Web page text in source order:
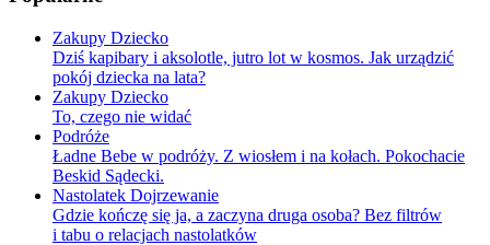
Zakupy Dziecko
Dziś kapibary i aksolotle, jutro lot w kosmos. Jak urządzić
pokój dziecka na lata?
Zakupy Dziecko
To, czego nie widać
Podróże
Ładne Bebe w podróży. Z wiosłem i na kołach. Pokochacie
Beskid Sądecki.
Nastolatek Dojrzewanie
Gdzie kończę się ja, a zaczyna druga osoba? Bez filtrów
i tabu o relacjach nastolatków